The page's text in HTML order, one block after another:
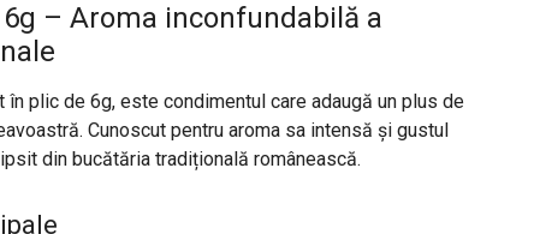
– Aroma inconfundabilă a
în plic de 6g, este condimentul care adaugă un plus de
Cunoscut pentru aroma sa intensă și gustul
din bucătăria tradițională românească.